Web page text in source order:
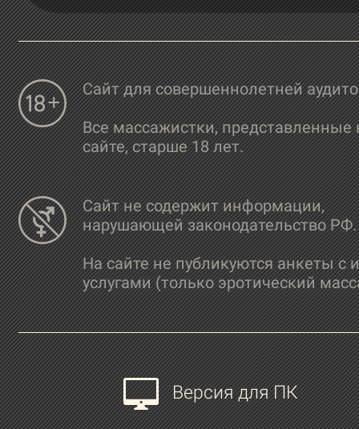
Сайт для совершеннолетней
Все массажистки, представленные
сайте, старше 18 лет.
Сайт не содержит информации,
нарушающей законодательство РФ.
На сайте не публикуются анкеты с
услугами (только эротический
Версия для ПК